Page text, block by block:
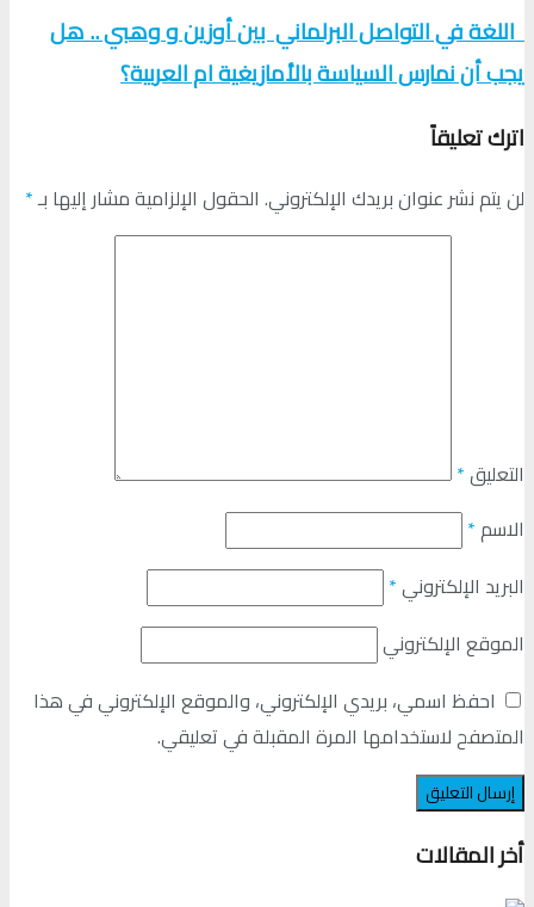
اللغة في التواصل البرلماني بين أوزين و وهبي .. هل
يجب أن نمارس السياسة بالأمازيغية ام العربية؟
اترك تعليقاً
لن يتم نشر عنوان بريدك الإلكتروني. الحقول الإلزامية مشار إليها بـ*
التعليق*
الاسم*
البريد الإلكتروني*
الموقع الإلكتروني
احفظ اسمي، بريدي الإلكتروني، والموقع الإلكتروني في هذا
المتصفح لاستخدامها المرة المقبلة في تعليقي.
أخر المقالات